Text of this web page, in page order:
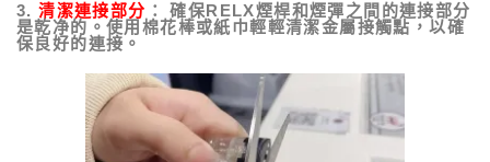
3.清潔連接部分 ：
確保RELX煙桿和煙彈之間的連接部分
是乾净的。使用棉花棒或紙巾輕輕清潔金屬接觸點，以確
保良好的連接。